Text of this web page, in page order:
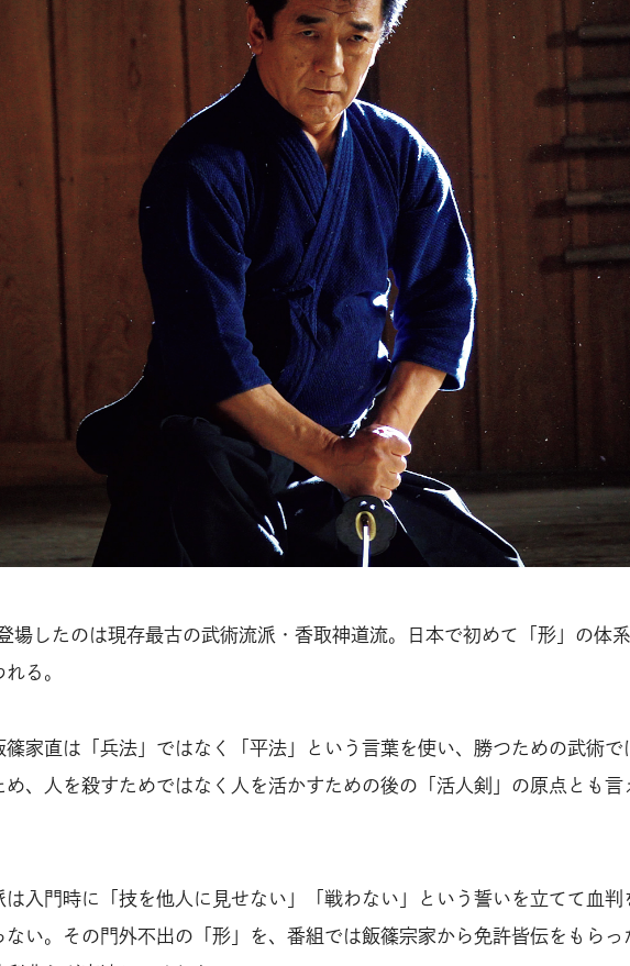
場したのは現存最古の武術流派・香取神道流。日本で初めて「形」の体
る。
篠家直は「兵法」ではなく「平法」という言葉を使い、勝つための武術で
め、人を殺すためではなく人を活かすための後の「活人剣」の原点とも言
は入門時に「技を他人に見せない」「戦わない」という誓いを立てて血判
ない。その門外不出の「形」を、番組では飯篠宗家から免許皆伝をもらっ